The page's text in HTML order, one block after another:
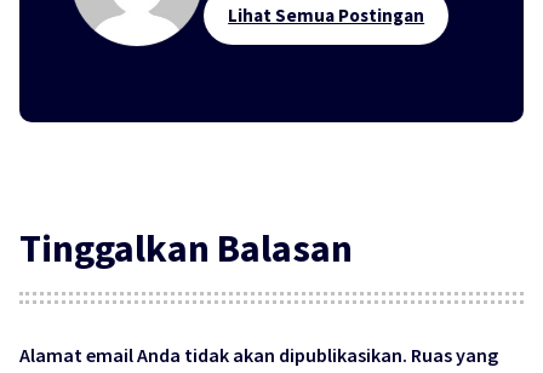
Lihat Semua Postingan
Tinggalkan Balasan
Alamat email Anda tidak akan dipublikasikan. Ruas yang